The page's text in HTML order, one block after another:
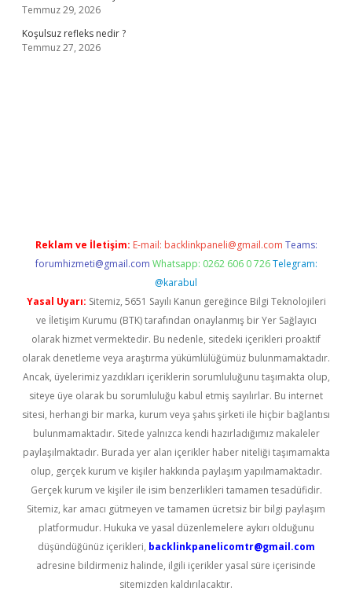
Temmuz 29, 2026
Koşulsuz refleks nedir ?
Temmuz 27, 2026
Reklam ve İletişim: E-mail: backlinkpaneli@gmail.com Teams:
forumhizmeti@gmail.com Whatsapp: 0262 606 0 726 Telegram:
@karabul
Yasal Uyarı: Sitemiz, 5651 Sayılı Kanun gereğince Bilgi Teknolojileri
ve İletişim Kurumu (BTK) tarafından onaylanmış bir Yer Sağlayıcı
olarak hizmet vermektedir. Bu nedenle, sitedeki içerikleri proaktif
olarak denetleme veya araştırma yükümlülüğümüz bulunmamaktadır.
Ancak, üyelerimiz yazdıkları içeriklerin sorumluluğunu taşımakta olup,
siteye üye olarak bu sorumluluğu kabul etmiş sayılırlar. Bu internet
sitesi, herhangi bir marka, kurum veya şahıs şirketi ile hiçbir bağlantısı
bulunmamaktadır. Sitede yalnızca kendi hazırladığımız makaleler
paylaşılmaktadır. Burada yer alan içerikler haber niteliği taşımamakta
olup, gerçek kurum ve kişiler hakkında paylaşım yapılmamaktadır.
Gerçek kurum ve kişiler ile isim benzerlikleri tamamen tesadüfidir.
Sitemiz, kar amacı gütmeyen ve tamamen ücretsiz bir bilgi paylaşım
platformudur. Hukuka ve yasal düzenlemelere aykırı olduğunu
düşündüğünüz içerikleri, backlinkpanelicomtr@gmail.com
adresine bildirmeniz halinde, ilgili içerikler yasal süre içerisinde
sitemizden kaldırılacaktır.